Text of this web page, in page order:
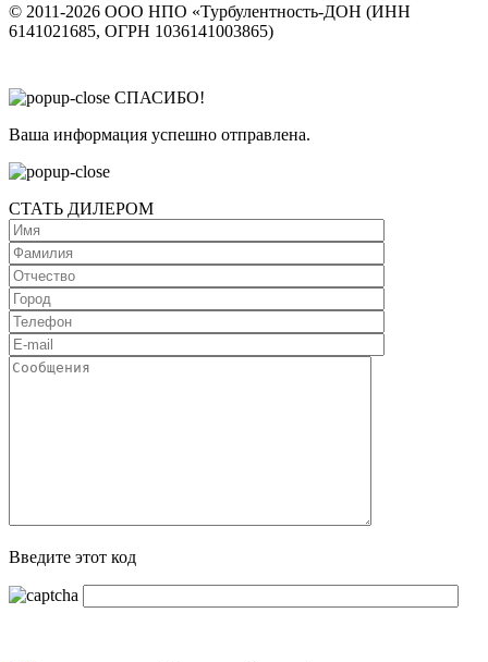
© 2011-2026 ООО НПО «Турбулентность-ДОН (ИНН
6141021685, ОГРН 1036141003865)
СПАСИБО!
Ваша информация успешно отправлена.
СТАТЬ ДИЛЕРОМ
Введите этот код